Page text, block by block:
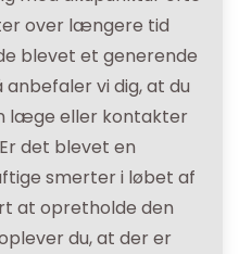
over længere tid
blevet et generende
vi dig, at du
læge eller kontakter
det blevet en
smerter i løbet af
at opretholde den
du, at der er